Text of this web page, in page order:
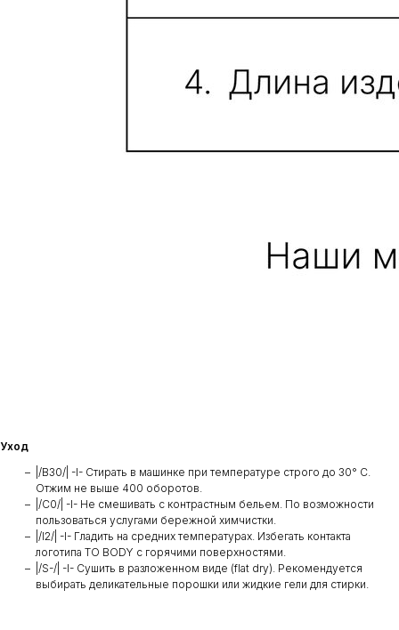
Уход
|/B30/| -I- Стирать в машинке при температуре строго до 30° C.
Отжим не выше 400 оборотов.
|/C0/| -I- Не смешивать с контрастным бельем. По возможности
пользоваться услугами бережной химчистки.
|/I2/| -I- Гладить на средних температурах. Избегать контакта
логотипа TO BODY с горячими поверхностями.
|/S-/| -I- Сушить в разложенном виде (flat dry). Рекомендуется
выбирать деликательные порошки или жидкие гели для стирки.